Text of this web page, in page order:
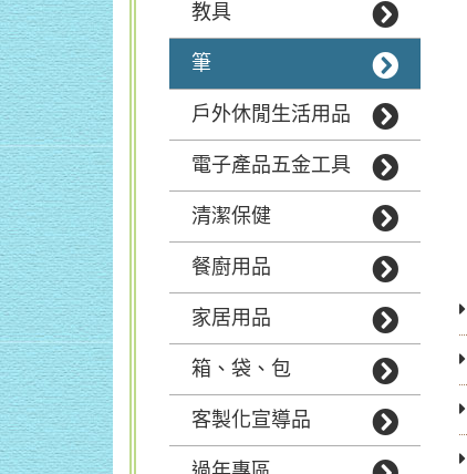
教具
筆
戶外休閒生活用品
電子產品五金工具
清潔保健
餐廚用品
家居用品
箱、袋、包
客製化宣導品